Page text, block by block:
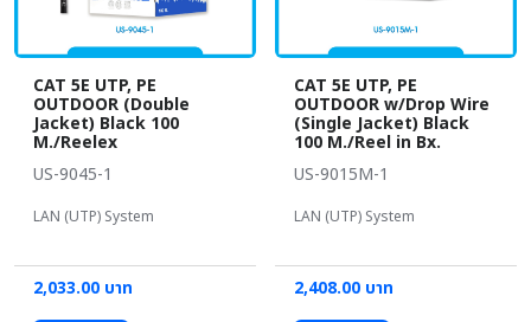
CAT 5E UTP, PE
OUTDOOR (Double
Jacket) Black 100
M./Reelex
US-9045-1
LAN (UTP) System
2,033.00 บาท
CAT 5E UTP, PE
OUTDOOR w/Drop Wire
(Single Jacket) Black
100 M./Reel in Bx.
US-9015M-1
LAN (UTP) System
2,408.00 บาท